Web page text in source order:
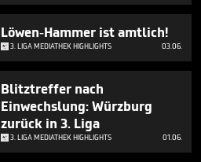
Löwen-Hammer ist amtlich!
3. LIGA MEDIATHEK HIGHLIGHTS 03.06.
Blitztreffer nach
Einwechslung: Würzburg
zurück in 3. Liga
3. LIGA MEDIATHEK HIGHLIGHTS 01.06.